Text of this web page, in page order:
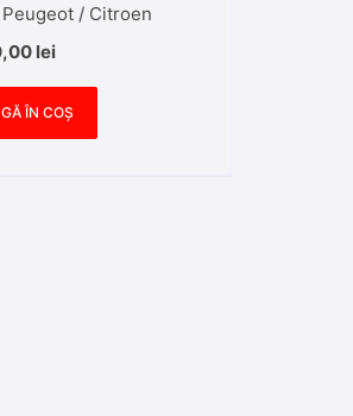
/ Citroen
lei
ÎN COȘ